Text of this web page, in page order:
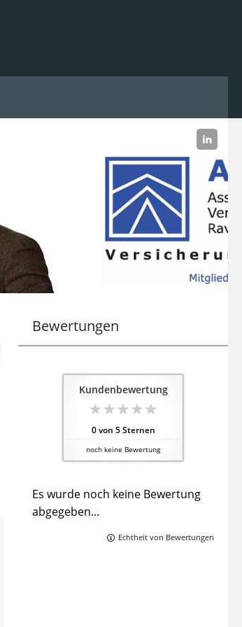
Bewertungen
Kundenbewertung
0von 5Sternen
noch keine Bewertung
Es wurde noch keine Bewertung
abgegeben...
Echtheit von Bewertungen